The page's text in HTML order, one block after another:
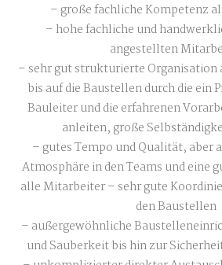
– große fachliche Kompetenz
– hohe fachliche und
angestellten
– sehr gut strukturierte Organisation
bis auf die Baustellen durch die ein
Bauleiter und die erfahrenen
anleiten, große
– gutes Tempo und Qualität, aber
Atmosphäre in den Teams und eine
alle Mitarbeiter – sehr gute
den Baustellen
– außergewöhnliche
und Sauberkeit bis hin zur